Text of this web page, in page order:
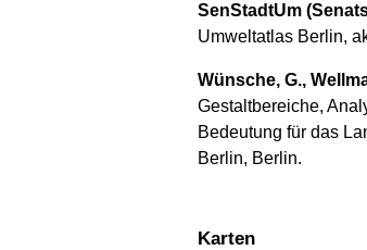
SenStadtUm
Umweltatlas Berlin,
Wünsche, G.,
Gestaltbereiche,
Bedeutung für das
Berlin, Berlin.
Karten